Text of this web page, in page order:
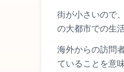
街が小さいので
の大都市での生
海外からの訪問
ていることを意